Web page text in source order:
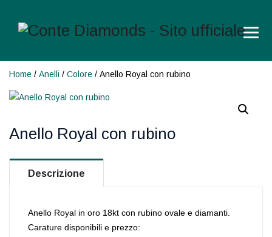
Home / Anelli / Colore / Anello Royal con rubino
Anello Royal con rubino
Descrizione
Anello Royal in oro 18kt con rubino ovale e diamanti.
Carature disponibili e prezzo: